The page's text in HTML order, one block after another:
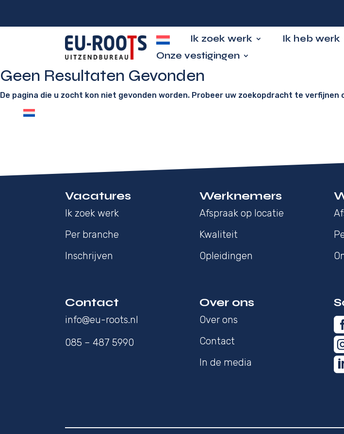
Ik zoek werk Ik heb werk
Onze vestigingen
Geen Resultaten Gevonden
De pagina die u zocht kon niet gevonden worden. Probeer uw zoekopdracht te
Vacatures
Ik zoek werk
Per branche
Inschrijven
Werknemers
Afspraak op locatie
Kwaliteit
Opleidingen
Contact
info@eu-roots.nl
085 – 487 5990
Over ons
Over ons
Contact
In de media